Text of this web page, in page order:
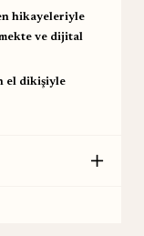
hikayeleriyle
ve dijital
el dikişiyle